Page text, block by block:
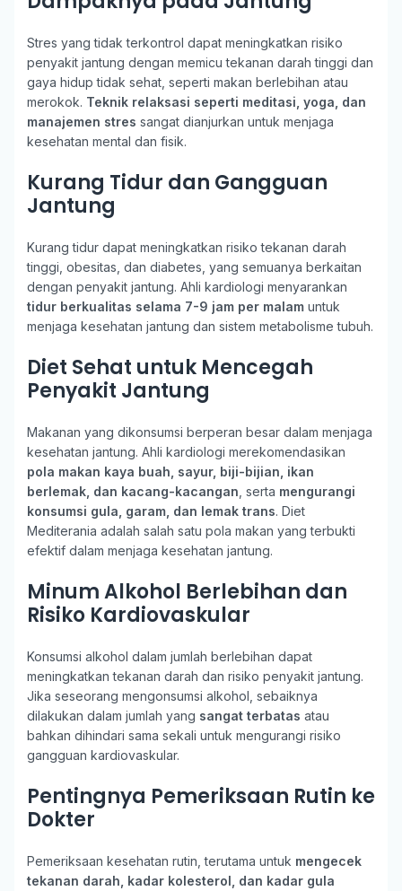
Stres yang tidak terkontrol dapat meningkatkan risiko
penyakit jantung dengan memicu tekanan darah tinggi dan
gaya hidup tidak sehat, seperti makan berlebihan atau
merokok. Teknik relaksasi seperti meditasi, yoga, dan
manajemen stres sangat dianjurkan untuk menjaga
kesehatan mental dan fisik.
Kurang Tidur dan Gangguan
Jantung
Kurang tidur dapat meningkatkan risiko tekanan darah
tinggi, obesitas, dan diabetes, yang semuanya berkaitan
dengan penyakit jantung. Ahli kardiologi menyarankan
tidur berkualitas selama 7-9 jam per malamuntuk
menjaga kesehatan jantung dan sistem metabolisme tubuh.
Diet Sehat untuk Mencegah
Penyakit Jantung
Makanan yang dikonsumsi berperan besar dalam menjaga
kesehatan jantung. Ahli kardiologi merekomendasikan
pola makan kaya buah, sayur, biji-bijian, ikan
berlemak, dan kacang-kacangan , serta mengurangi
konsumsi gula, garam, dan lemak trans. Diet
Mediterania adalah salah satu pola makan yang terbukti
efektif dalam menjaga kesehatan jantung.
Minum Alkohol Berlebihan dan
Risiko Kardiovaskular
Konsumsi alkohol dalam jumlah berlebihan dapat
meningkatkan tekanan darah dan risiko penyakit jantung.
Jika seseorang mengonsumsi alkohol, sebaiknya
dilakukan dalam jumlah yang sangat terbatas atau
bahkan dihindari sama sekali untuk mengurangi risiko
gangguan kardiovaskular.
Pentingnya Pemeriksaan Rutin ke
Dokter
Pemeriksaan kesehatan rutin, terutama untuk mengecek
tekanan darah, kadar kolesterol, dan kadar gula